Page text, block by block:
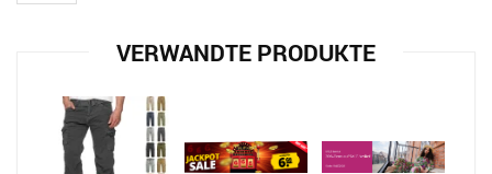
VERWANDTE PRODUKTE